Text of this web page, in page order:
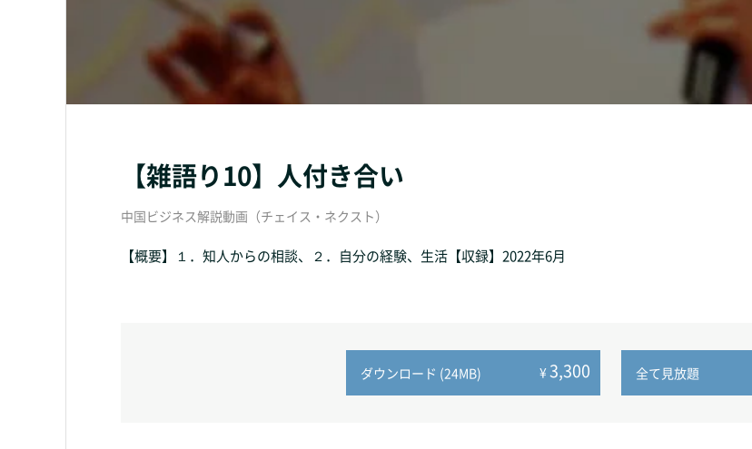
【雑語り10】人付き合い
中国ビジネス解説動画（チェイス・ネクスト）
【概要】１．知人からの相談、２．自分の経験、生活【収録】2022年6月
ダウンロード (24MB) ¥3,300 全て見放題